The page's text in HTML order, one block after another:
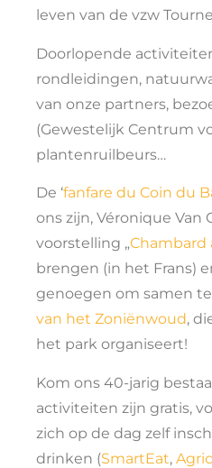
leven van de vzw
Doorlopende
rondleidingen,
van onze partners,
(Gewestelijk Centrum
plantenruilbeurs…
De ‘fanfare du Coin du
ons zijn, Véronique Van
voorstelling „Chambard
brengen (in het Frans)
genoegen om samen
van het Zoniënwoud,
het park organiseert!
Kom ons 40-jarig
activiteiten zijn gratis,
zich op de dag zelf
drinken (SmartEat,